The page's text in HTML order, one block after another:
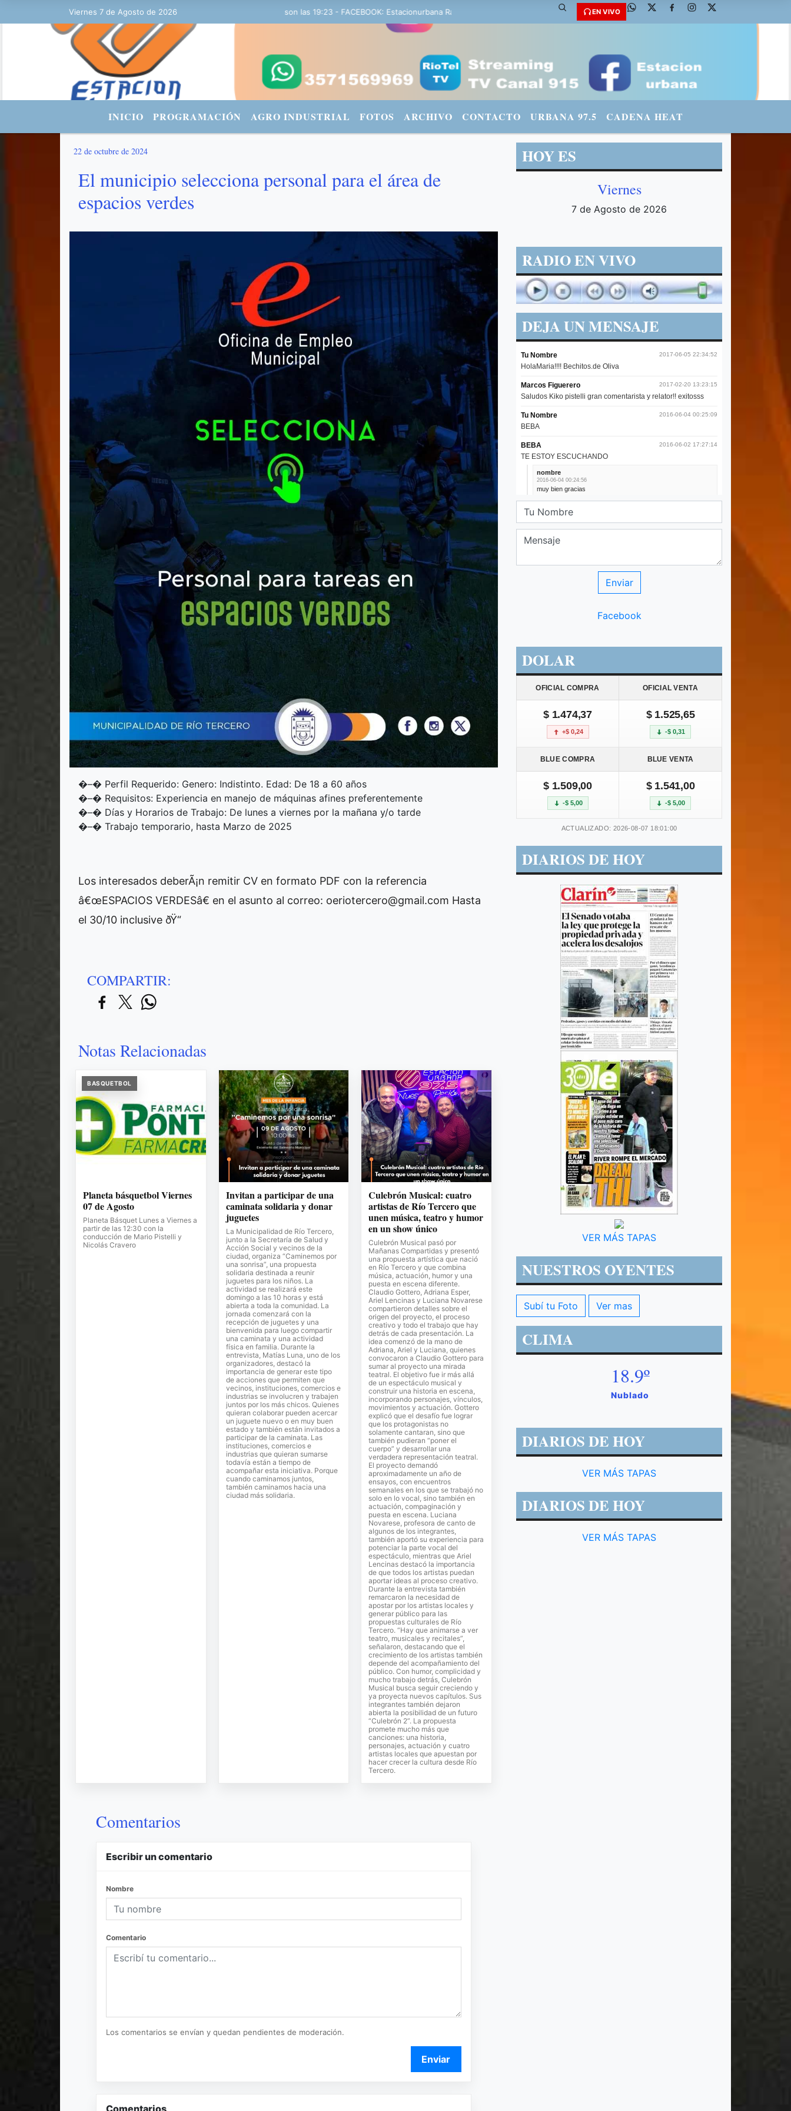
Viernes 7 de Agosto de 2026
Hoy es Viernes 7 de Agosto de 2026 y son las 19:23 - FACEBOOK: Estacionurbana Radiourbana - TWITTER: @fmradiourbana - INSTAGRAM: urbanario3 WHATSAPP: 3571569969
EN VIVO
INICIO PROGRAMACIÓN AGRO INDUSTRIAL FOTOS ARCHIVO CONTACTO URBANA 97.5 CADENA HEAT
22 de octubre de 2024
El municipio selecciona personal para el área de
espacios verdes
�–�️ Perfil Requerido: Genero: Indistinto. Edad: De 18 a 60 años
�–�️ Requisitos: Experiencia en manejo de máquinas afines preferentemente
�–�️ Días y Horarios de Trabajo: De lunes a viernes por la mañana y/o tarde
�–�️ Trabajo temporario, hasta Marzo de 2025
Los interesados deberÃ¡n remitir CV en formato PDF con la referencia
â€œESPACIOS VERDESâ€ en el asunto al correo: oeriotercero@gmail.com Hasta
el 30/10 inclusive ðŸ“
COMPARTIR:
Notas Relacionadas
BASQUETBOL
Planeta básquetbol Viernes
07 de Agosto
Planeta Básquet Lunes a Viernes a
partir de las 12:30 con la
conducción de Mario Pistelli y
Nicolás Cravero
Invitan a participar de una
caminata solidaria y donar
juguetes
La Municipalidad de Río Tercero,
junto a la Secretaría de Salud y
Acción Social y vecinos de la
ciudad, organiza “Caminemos por
una sonrisa”, una propuesta
solidaria destinada a reunir
juguetes para los niños. La
actividad se realizará este
domingo a las 10 horas y está
abierta a toda la comunidad. La
jornada comenzará con la
recepción de juguetes y una
bienvenida para luego compartir
una caminata y una actividad
física en familia. Durante la
entrevista, Matías Luna, uno de los
organizadores, destacó la
importancia de generar este tipo
de acciones que permiten que
vecinos, instituciones, comercios e
industrias se involucren y trabajen
juntos por los más chicos. Quienes
quieran colaborar pueden acercar
un juguete nuevo o en muy buen
estado y también están invitados a
participar de la caminata. Las
instituciones, comercios e
industrias que quieran sumarse
todavía están a tiempo de
acompañar esta iniciativa. Porque
cuando caminamos juntos,
también caminamos hacia una
ciudad más solidaria.
Culebrón Musical: cuatro
artistas de Río Tercero que
unen música, teatro y humor
en un show único
Culebrón Musical pasó por
Mañanas Compartidas y presentó
una propuesta artística que nació
en Río Tercero y que combina
música, actuación, humor y una
puesta en escena diferente.
Claudio Gottero, Adriana Esper,
Ariel Lencinas y Luciana Novarese
compartieron detalles sobre el
origen del proyecto, el proceso
creativo y todo el trabajo que hay
detrás de cada presentación. La
idea comenzó de la mano de
Adriana, Ariel y Luciana, quienes
convocaron a Claudio Gottero para
sumar al proyecto una mirada
teatral. El objetivo fue ir más allá
de un espectáculo musical y
construir una historia en escena,
incorporando personajes, vínculos,
movimientos y actuación. Gottero
explicó que el desafío fue lograr
que los protagonistas no
solamente cantaran, sino que
también pudieran “poner el
cuerpo” y desarrollar una
verdadera representación teatral.
El proyecto demandó
aproximadamente un año de
ensayos, con encuentros
semanales en los que se trabajó no
solo en lo vocal, sino también en
actuación, compaginación y
puesta en escena. Luciana
Novarese, profesora de canto de
algunos de los integrantes,
también aportó su experiencia para
potenciar la parte vocal del
espectáculo, mientras que Ariel
Lencinas destacó la importancia
de que todos los artistas puedan
aportar ideas al proceso creativo.
Durante la entrevista también
remarcaron la necesidad de
apostar por los artistas locales y
generar público para las
propuestas culturales de Río
Tercero. “Hay que animarse a ver
teatro, musicales y recitales”,
señalaron, destacando que el
crecimiento de los artistas también
depende del acompañamiento del
público. Con humor, complicidad y
mucho trabajo detrás, Culebrón
Musical busca seguir creciendo y
ya proyecta nuevos capítulos. Sus
integrantes también dejaron
abierta la posibilidad de un futuro
“Culebrón 2”. La propuesta
promete mucho más que
canciones: una historia,
personajes, actuación y cuatro
artistas locales que apuestan por
hacer crecer la cultura desde Río
Tercero.
Comentarios
Escribir un comentario
Nombre
Comentario
Los comentarios se envían y quedan pendientes de moderación.
Enviar
Comentarios
HOY ES
Viernes
7 de Agosto de 2026
RADIO EN VIVO
DEJA UN MENSAJE
Facebook
DOLAR
OFICIAL COMPRA OFICIAL VENTA
$ 1.474,37
+$ 0,24
$ 1.525,65
-$ 0,31
BLUE COMPRA BLUE VENTA
$ 1.509,00
-$ 5,00
$ 1.541,00
-$ 5,00
ACTUALIZADO: 2026-08-07 18:01:00
DIARIOS DE HOY
VER MÁS TAPAS
NUESTROS OYENTES
Subí tu Foto Ver mas
CLIMA
18.9º
Nublado
DIARIOS DE HOY
VER MÁS TAPAS
DIARIOS DE HOY
VER MÁS TAPAS